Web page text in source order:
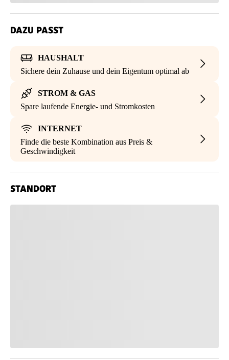
DAZU PASST
HAUSHALT
Sichere dein Zuhause und dein Eigentum optimal ab
STROM & GAS
Spare laufende Energie- und Stromkosten
INTERNET
Finde die beste Kombination aus Preis &
Geschwindigkeit
STANDORT